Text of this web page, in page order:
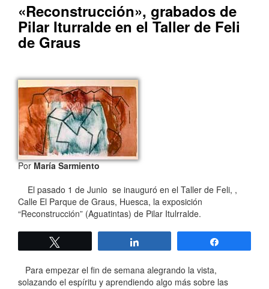
«Reconstrucción», grabados de
Pilar Iturralde en el Taller de Feli
de Graus
PorMaría Sarmiento
El pasado 1 de Junio se inauguró en el Taller de Feli, ,
Calle El Parque de Graus, Huesca, la exposición
“Reconstrucción” (Aguatintas) de Pilar Itulrralde.
Para empezar el fin de semana alegrando la vista,
solazando el espíritu y aprendiendo algo más sobre las